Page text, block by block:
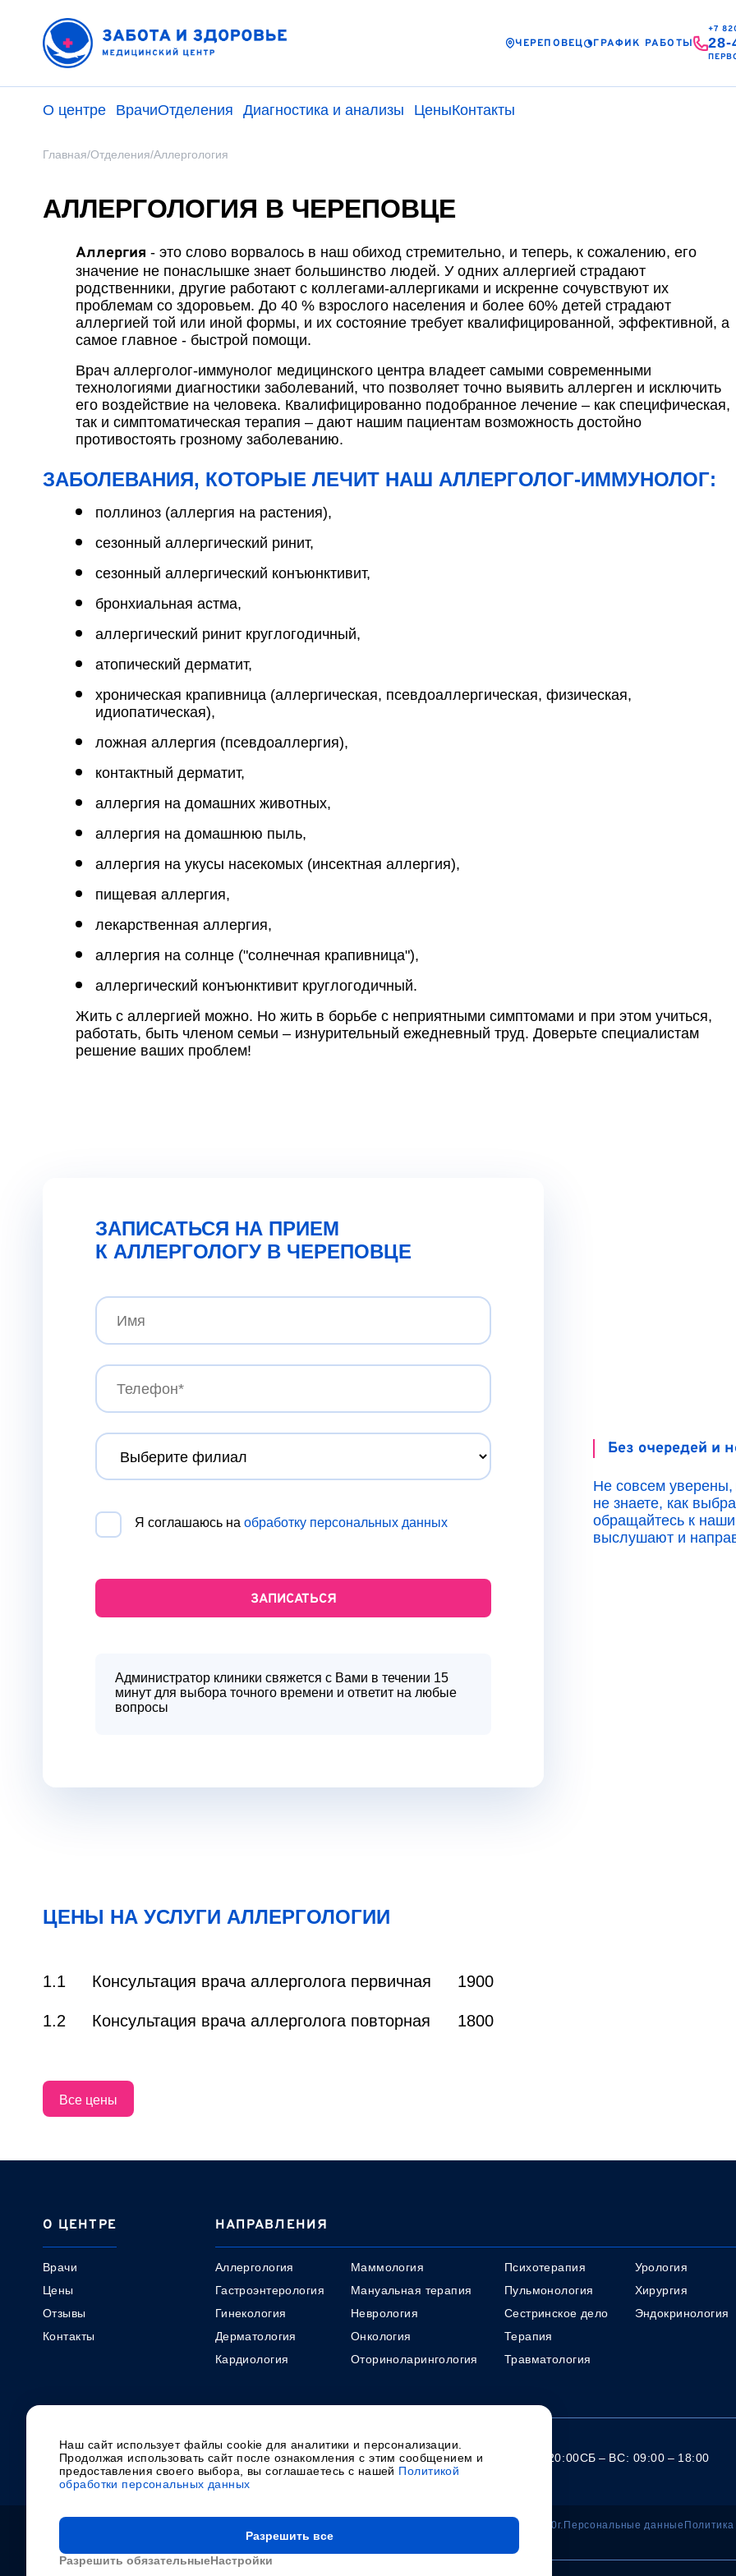
ЧЕРЕПОВЕЦ ГРАФИК РАБОТЫ
+7
28-
О центре ВрачиОтделения Диагностика и анализы ЦеныКонтакты
Главная/Отделения/Аллергология
АЛЛЕРГОЛОГИЯ В ЧЕРЕПОВЦЕ
Аллергия - это слово ворвалось в наш обиход стремительно, и теперь, к сожалению, его
значение не понаслышке знает большинство людей. У одних аллергией страдают
родственники, другие работают с коллегами-аллергиками и искренне сочувствуют их
проблемам со здоровьем. До 40 % взрослого населения и более 60% детей страдают
аллергией той или иной формы, и их состояние требует квалифицированной, эффективной, а
самое главное - быстрой помощи.
Врач аллерголог-иммунолог медицинского центра владеет самыми современными
технологиями диагностики заболеваний, что позволяет точно выявить аллерген и исключить
его воздействие на человека. Квалифицированно подобранное лечение – как специфическая,
так и симптоматическая терапия – дают нашим пациентам возможность достойно
противостоять грозному заболеванию.
ЗАБОЛЕВАНИЯ, КОТОРЫЕ ЛЕЧИТ НАШ АЛЛЕРГОЛОГ-ИММУНОЛОГ:
поллиноз (аллергия на растения),
сезонный аллергический ринит,
сезонный аллергический конъюнктивит,
бронхиальная астма,
аллергический ринит круглогодичный,
атопический дерматит,
хроническая крапивница (аллергическая, псевдоаллергическая, физическая,
идиопатическая),
ложная аллергия (псевдоаллергия),
контактный дерматит,
аллергия на домашних животных,
аллергия на домашнюю пыль,
аллергия на укусы насекомых (инсектная аллергия),
пищевая аллергия,
лекарственная аллергия,
аллергия на солнце ("солнечная крапивница"),
аллергический конъюнктивит круглогодичный.
Жить с аллергией можно. Но жить в борьбе с неприятными симптомами и при этом учиться,
работать, быть членом семьи – изнурительный ежедневный труд. Доверьте специалистам
решение ваших проблем!
ЗАПИСАТЬСЯ НА ПРИЕМ
К АЛЛЕРГОЛОГУ В ЧЕРЕПОВЦЕ
Я соглашаюсь на обработку персональных данных
Администратор клиники свяжется с Вами в течении 15
минут для выбора точного времени и ответит на любые
вопросы
Без очередей и
Не совсем уверены,
не знаете, как
обращайтесь к
выслушают и
ЦЕНЫ НА УСЛУГИ АЛЛЕРГОЛОГИИ
1.1 Консультация врача аллерголога первичная 1900
1.2 Консультация врача аллерголога повторная 1800
Все цены
О ЦЕНТРЕ
Врачи
Цены
Отзывы
Контакты
НАПРАВЛЕНИЯ
Аллергология
Гастроэнтерология
Гинекология
Дерматология
Кардиология
Маммология
Мануальная терапия
Неврология
Онкология
Оториноларингология
Психотерапия
Пульмонология
Сестринское дело
Терапия
Травматология
Урология
Хирургия
Эндокринология
+7 8202
28-44-98• 28-45-56
Первомайская, 62а
+7 8202
26-18-62• 24-29-38
Первомайская 52
ГРАФИК РАБОТЫПН – ПТ: 08:00 – 20:00СБ – ВС: 09:00 – 18:00
Контролирующие органы Перечень лекарств 2020г. Персональные данные
Наш сайт использует файлы cookie для аналитики и персонализации.
Продолжая использовать сайт после ознакомления с этим сообщением и
предоставления своего выбора, вы соглашаетесь с нашей Политикой
обработки персональных данных
Разрешить все
Разрешить обязательныеНастройки